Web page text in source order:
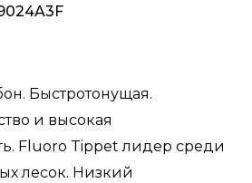
Быстротонущая.
и высокая
Fluoro Tippet лидер среди
лесок. Низкий